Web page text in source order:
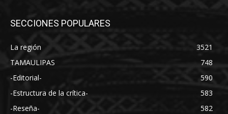
SECCIONES POPULARES
La región
3521
TAMAULIPAS
748
-Editorial-
590
-Estructura de la crítica-
583
-Reseña-
582